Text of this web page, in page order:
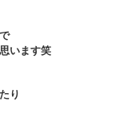
います笑
り